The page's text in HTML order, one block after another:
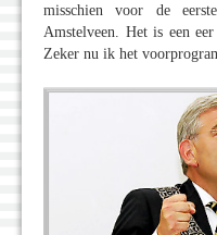
misschien voor de
Amstelveen. Het is een
Zeker nu ik het